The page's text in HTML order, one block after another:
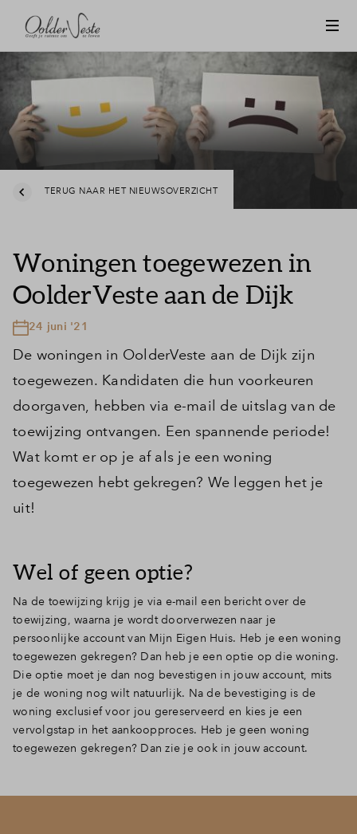
Inloggen
TERUG NAAR HET NIEUWSOVERZICHT
Woningen toegewezen in
OolderVeste aan de Dijk
24 juni '21
De woningen in OolderVeste aan de Dijk zijn
toegewezen. Kandidaten die hun voorkeuren
doorgaven, hebben via e-mail de uitslag van de
toewijzing ontvangen. Een spannende periode!
Wat komt er op je af als je een woning
toegewezen hebt gekregen? We leggen het je
uit!
Wel of geen optie?
Na de toewijzing krijg je via e-mail een bericht over de
toewijzing, waarna je wordt doorverwezen naar je
persoonlijke account van Mijn Eigen Huis. Heb je een woning
toegewezen gekregen? Dan heb je een optie op die woning.
Die optie moet je dan nog bevestigen in jouw account, mits
je de woning nog wilt natuurlijk. Na de bevestiging is de
woning exclusief voor jou gereserveerd en kies je een
vervolgstap in het aankoopproces. Heb je geen woning
toegewezen gekregen? Dan zie je ook in jouw account.